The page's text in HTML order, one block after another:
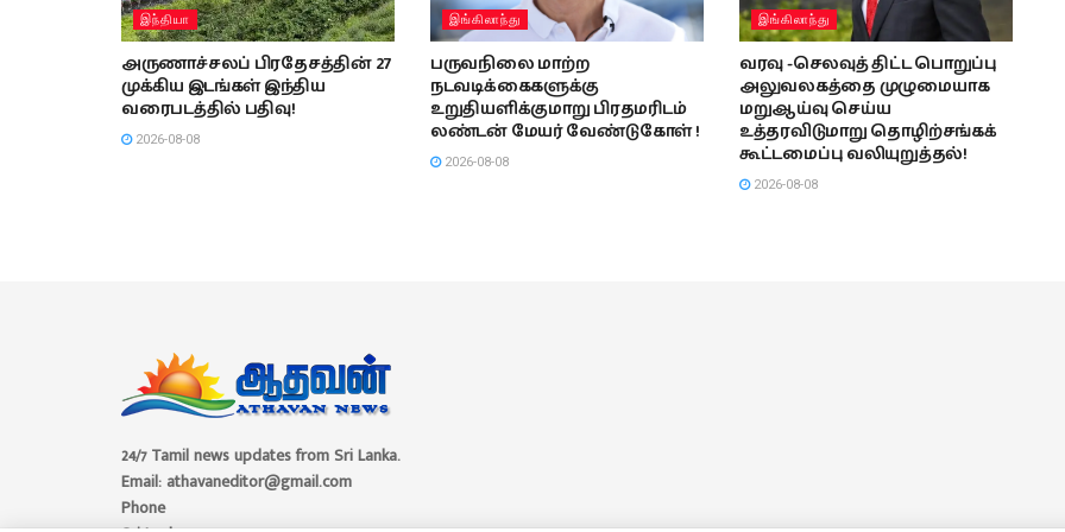
இந்தியா
அருணாச்சலப் பிரதேசத்தின் 27
முக்கிய இடங்கள் இந்திய
வரைபடத்தில் பதிவு!
2026-08-08
இங்கிலாந்து
பருவநிலை மாற்ற
நடவடிக்கைகளுக்கு
உறுதியளிக்குமாறு பிரதமரிடம்
லண்டன் மேயர் வேண்டுகோள் !
2026-08-08
இங்கிலாந்து
வரவு -செலவுத் திட்ட பொறுப்பு
அலுவலகத்தை முழுமையாக
மறுஆய்வு செய்ய
உத்தரவிடுமாறு தொழிற்சங்கக்
கூட்டமைப்பு வலியுறுத்தல்!
2026-08-08
24/7 Tamil news updates from Sri Lanka.
Email: athavaneditor@gmail.com
Phone